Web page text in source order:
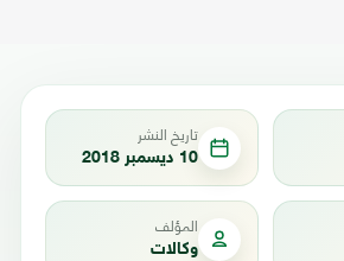
تاريخ النشر
10 ديسمبر 2018
المؤلف
وكالات